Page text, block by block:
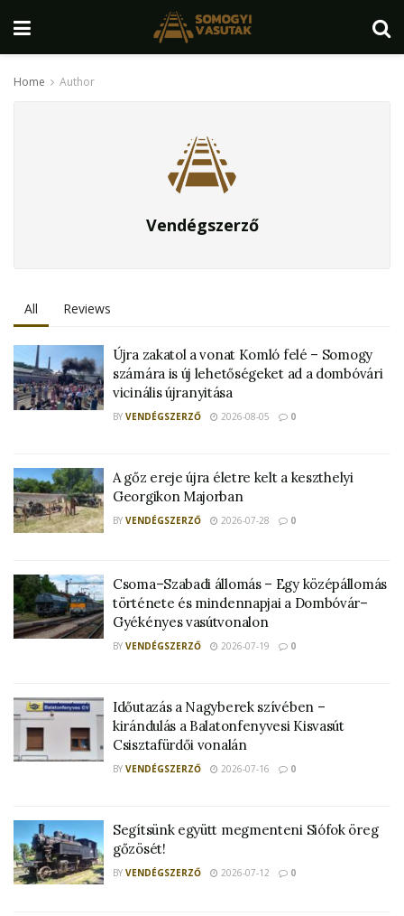
Home Author
Vendégszerző
All Reviews
Újra zakatol a vonat Komló felé – Somogy
számára is új lehetőségeket ad a dombóvári
vicinális újranyitása
BY VENDÉGSZERZŐ 2026-08-05 0
A gőz ereje újra életre kelt a keszthelyi
Georgikon Majorban
BY VENDÉGSZERZŐ 2026-07-28 0
Csoma–Szabadi állomás – Egy középállomás
története és mindennapjai a Dombóvár–
Gyékényes vasútvonalon
BY VENDÉGSZERZŐ 2026-07-19 0
Időutazás a Nagyberek szívében –
kirándulás a Balatonfenyvesi Kisvasút
Csisztafürdői vonalán
BY VENDÉGSZERZŐ 2026-07-16 0
Segítsünk együtt megmenteni Siófok öreg
gőzösét!
BY VENDÉGSZERZŐ 2026-07-12 0